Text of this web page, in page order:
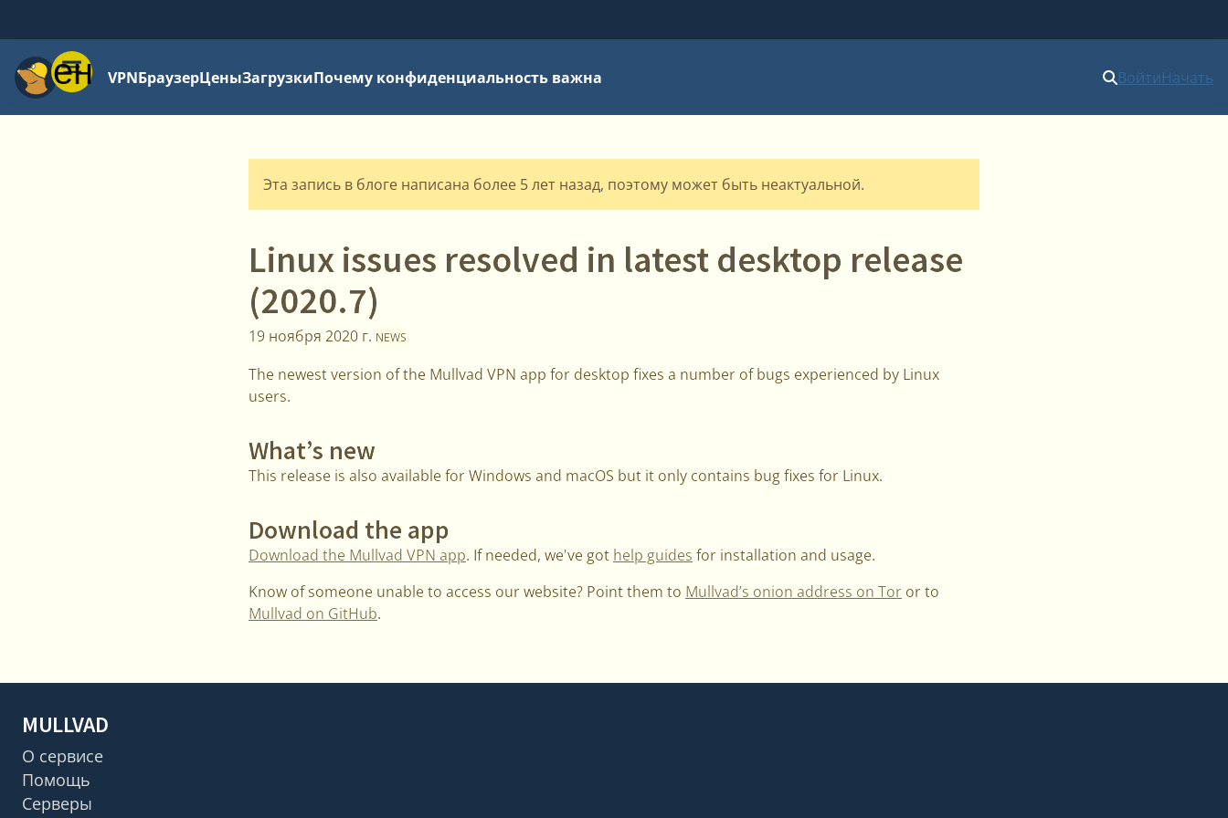
МенюVPNБраузерЦеныЗагрузкиПочему конфиденциальность важна ВойтиНачать
Эта запись в блоге написана более 5 лет назад, поэтому может быть неактуальной.
Linux issues resolved in latest desktop release
(2020.7)
19 ноября 2020 г. NEWS
The newest version of the Mullvad VPN app for desktop fixes a number of bugs experienced by Linux
users.
What’s new
This release is also available for Windows and macOS but it only contains bug fixes for Linux.
Download the app
Download the Mullvad VPN app. If needed, we've got help guides for installation and usage.
Know of someone unable to access our website? Point them to Mullvad’s onion address on Tor or to
Mullvad on GitHub.
MULLVAD
О сервисе
Помощь
Серверы